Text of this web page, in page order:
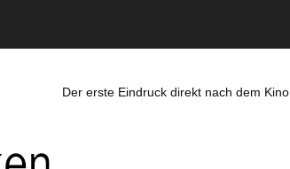
Der erste Eindruck direkt nach dem Kino